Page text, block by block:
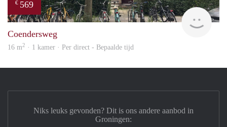
€ 569
Coendersweg
16 m2 · 1 kamer · Per direct - Bepaalde tijd
Niks leuks gevonden? Dit is ons andere aanbod in
Groningen: